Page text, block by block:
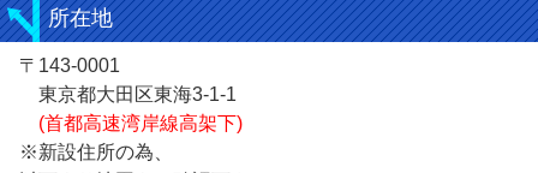
所在地
〒143-0001
東京都大田区東海3-1-1
(首都高速湾岸線高架下)
※新設住所の為、